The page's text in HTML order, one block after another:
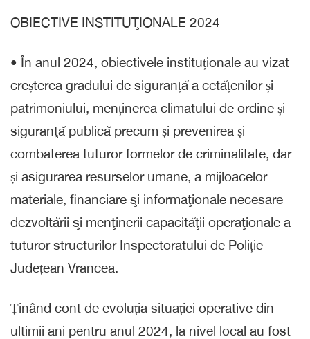
OBIECTIVE INSTITUŢIONALE 2024
• În anul 2024, obiectivele instituționale au vizat
creșterea gradului de siguranță a cetățenilor și
patrimoniului, menținerea climatului de ordine și
siguranţă publică precum și prevenirea și
combaterea tuturor formelor de criminalitate, dar
și asigurarea resurselor umane, a mijloacelor
materiale, financiare şi informaţionale necesare
dezvoltării şi menţinerii capacităţii operaţionale a
tuturor structurilor Inspectoratului de Poliție
Județean Vrancea.
Ținând cont de evoluția situației operative din
ultimii ani pentru anul 2024, la nivel local au fost